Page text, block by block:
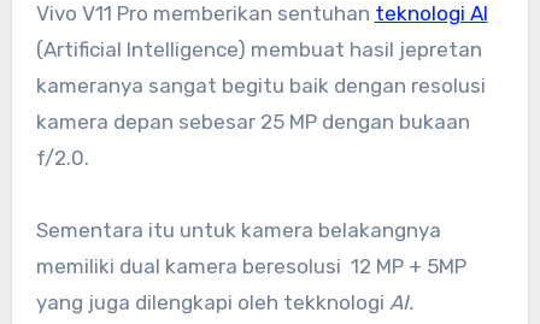
Vivo V11 Pro memberikan sentuhan teknologi AI
(Artificial Intelligence) membuat hasil jepretan
kameranya sangat begitu baik dengan resolusi
kamera depan sebesar 25 MP dengan bukaan
f/2.0.
Sementara itu untuk kamera belakangnya
memiliki dual kamera beresolusi 12 MP + 5MP
yang juga dilengkapi oleh tekknologi AI.